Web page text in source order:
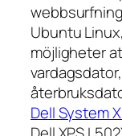
Ubuntu
möjligheter
Dell System